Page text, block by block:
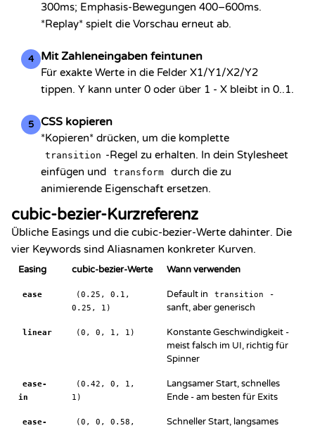
300ms; Emphasis-Bewegungen 400–600ms.
*Replay* spielt die Vorschau erneut ab.
4 Mit Zahleneingaben feintunen
Für exakte Werte in die Felder X1/Y1/X2/Y2
tippen. Y kann unter 0 oder über 1 - X bleibt in 0..1.
5 CSS kopieren
*Kopieren* drücken, um die komplette
transition -Regel zu erhalten. In dein Stylesheet
einfügen und
transform
durch die zu
animierende Eigenschaft ersetzen.
cubic-bezier-Kurzreferenz
Übliche Easings und die cubic-bezier-Werte dahinter. Die
vier Keywords sind Aliasnamen konkreter Kurven.
Easing cubic-bezier-Werte Wann verwenden
ease
(0.25, 0.1,
0.25, 1)
Default in transition
-
sanft, aber generisch
linear (0, 0, 1, 1)
Konstante Geschwindigkeit -
meist falsch im UI, richtig für
Spinner
ease-
in
(0.42, 0, 1,
1)
Langsamer Start, schnelles
Ende - am besten für Exits
ease-
(0, 0, 0.58,
Schneller Start, langsames